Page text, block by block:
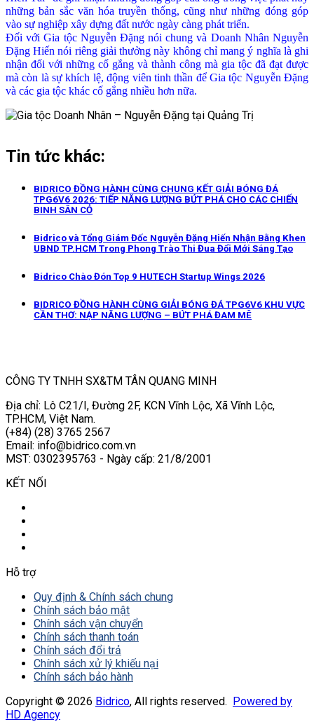
những bản sắc văn hóa truyền thống, cũng như những đóng góp
vào sự nghiệp xây dựng đất nước ngày càng phát triển.
Đối với Gia tộc Nguyễn Đặng nói chung và Doanh Nhân Nguyễn
Đặng Hiến nói riêng giải thưởng này không chỉ mang ý nghĩa là ghi
nhận đối với những cố gắng và thành công mà gia tộc đã đạt được
mà còn là sự khích lệ, động viên tinh thần để Gia tộc Nguyễn Đặng
và các gia tộc khác cố gắng nhiều hơn nữa.
Tin tức khác:
BIDRICO ĐỒNG HÀNH CÙNG CHUNG KẾT GIẢI BÓNG ĐÁ
TPG6V6 2026: TIẾP NĂNG LƯỢNG BỨT PHÁ CHO CÁC CHIẾN
BINH SÂN CỎ
Bidrico và Tổng Giám Đốc Nguyễn Đặng Hiến Nhận Bằng Khen
UBND TP.HCM Trong Phong Trào Thi Đua Đổi Mới Sáng Tạo
Bidrico Chào Đón Top 9 HUTECH Startup Wings 2026
BIDRICO ĐỒNG HÀNH CÙNG GIẢI BÓNG ĐÁ TPG6V6 KHU VỰC
CẦN THƠ: NẠP NĂNG LƯỢNG – BỨT PHÁ ĐAM MÊ
CÔNG TY TNHH SX&TM TÂN QUANG MINH
Địa chỉ: Lô C21/I, Đường 2F, KCN Vĩnh Lộc, Xã Vĩnh Lộc,
TP.HCM, Việt Nam.
(+84) (28) 3765 2567
Email: info@bidrico.com.vn
MST: 0302395763 - Ngày cấp: 21/8/2001
KẾT NỐI
Hỗ trợ
Quy định & Chính sách chung
Chính sách bảo mật
Chính sách vận chuyển
Chính sách thanh toán
Chính sách đổi trả
Chính sách xử lý khiếu nại
Chính sách bảo hành
Copyright © 2026 Bidrico, All rights reserved. Powered by
HD Agency